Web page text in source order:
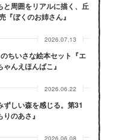
と周囲をリアルに描く、丘
『ぼくのお姉さん』
2026.07.13
ちいさな絵本セット『エ
んえほんばこ』
2026.06.22
しい森を感じる。第31
のあさ』